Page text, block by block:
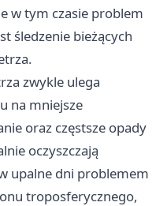
w tym czasie problem
śledzenie bieżących
zwykle ulega
na mniejsze
oraz częstsze opady
oczyszczają
upalne dni problemem
troposferycznego,